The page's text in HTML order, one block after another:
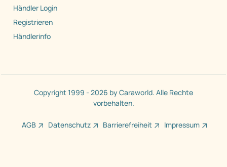
Händler Login
Registrieren
Händlerinfo
Copyright 1999 - 2026 by Caraworld. Alle Rechte
vorbehalten.
AGB Datenschutz Barrierefreiheit Impressum